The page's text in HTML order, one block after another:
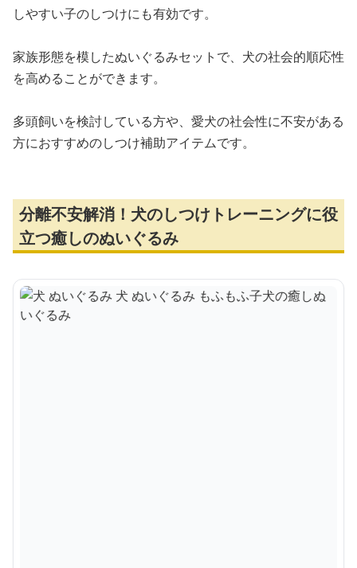
しやすい子のしつけにも有効です。
家族形態を模したぬいぐるみセットで、犬の社会的順応性
を高めることができます。
多頭飼いを検討している方や、愛犬の社会性に不安がある
方におすすめのしつけ補助アイテムです。
分離不安解消！犬のしつけトレーニングに役
立つ癒しのぬいぐるみ